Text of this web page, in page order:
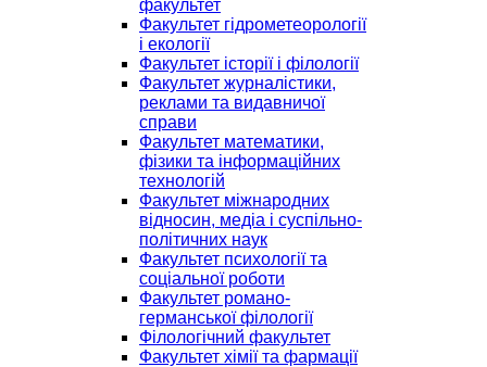
факультет
Факультет гідрометеорології
і екології
Факультет історії і філології
Факультет журналістики,
реклами та видавничої
справи
Факультет математики,
фізики та інформаційних
технологій
Факультет міжнародних
відносин, медіа і суспільно-
політичних наук
Факультет психології та
соціальної роботи
Факультет романо-
германської філології
Філологічний факультет
Факультет хімії та фармації